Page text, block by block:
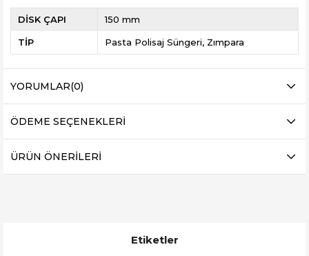
DİSK ÇAPI 150 mm
TİP Pasta Polisaj Süngeri Zımpara
YORUMLAR(0)
ÖDEME SEÇENEKLERI
ÜRÜN ÖNERILERI
Etiketler